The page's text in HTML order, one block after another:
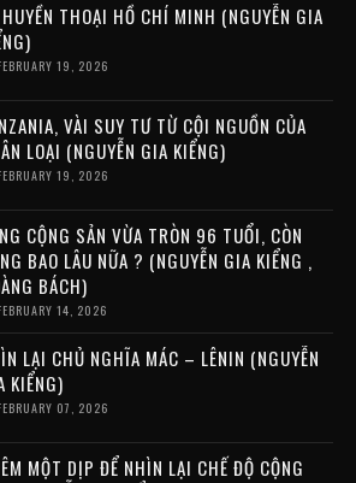
THOẠI HỒ CHÍ MINH (NGUYỄN GIA
19, 2026
VÀI SUY TƯ TỪ CỘI NGUỒN CỦA
LOẠI (NGUYỄN GIA KIỂNG)
19, 2026
CỘNG SẢN VỪA TRÒN 96 TUỔI, CÒN
BAO LÂU NỮA ? (NGUYỄN GIA KIỂNG ,
BÁCH)
14, 2026
LẠI CHỦ NGHĨA MÁC – LÊNIN (NGUYỄN
KIỂNG)
07, 2026
MỘT DỊP ĐỂ NHÌN LẠI CHẾ ĐỘ CỘNG